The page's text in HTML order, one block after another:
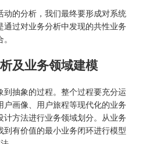
的分析，我们最终要形成对系统
过对业务分析中发现的共性业务
及业务领域建模
抽象的过程。整个过程要充分运
户画像、用户旅程等现代化的业务
方法进行业务领域划分。从业务
有价值的最小业务闭环进行模型